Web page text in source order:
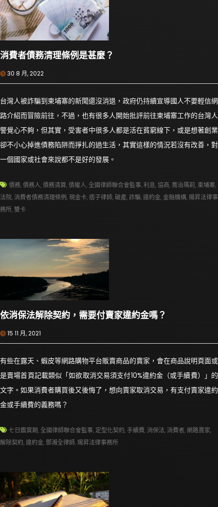
消費者債務清理條例是甚麼？
30 8 月, 2022
台灣人被詐騙到柬埔寨的新聞還沒消退，政府仍持續宣導國人不要輕信網
路介紹而冒險前往，不過，也有很多人開始批評前往柬埔寨工作的台灣人
警覺心不夠，但其實，受害者中很多人都是活在貧窮線下，或是想著創業
卻不小心掉進債務陷阱而掙扎的過生活，其實這樣的情況若沒有改善，對
一個國家或社會來說都不是好的發展。
債務,債務人,債務清算,債權人,全國律師聯合會監事,利息,協商, 喬治瑪莉, 柬埔寨,
法院,消費者債務清理條例,現金卡,痞子律師,破產,詐騙,違約金,金融機構, 陽昇法律事
務所,雙卡
依消保法解除契約，需要付賣家違約金嗎？
15 11 月, 2021
有些在露天、蝦皮等網路購物平台販賣商品的賣家，會在商品說明頁面或
是賣場首頁記載類似「如欲取消交易須支付10%違約金（或手續費）」的
文字。如果消費者購買後又後悔了，想向賣家取消交易，有支付賣家違約
金或手續費的義務嗎？
七日鑑賞期,全國律師聯合會監事,定型化契約,手續費,消保法,消費者,網路賣家,
解除契約,違約金, 鄧湘全律師, 陽昇法律事務所